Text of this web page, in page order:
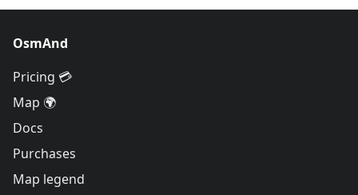
OsmAnd
Pricing 💳
Map 🌍
Docs
Purchases
Map legend